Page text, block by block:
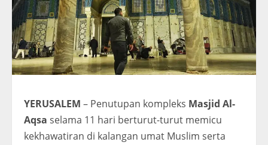
YERUSALEM – Penutupan kompleks Masjid Al-
Aqsa selama 11 hari berturut-turut memicu
kekhawatiran di kalangan umat Muslim serta